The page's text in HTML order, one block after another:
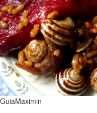
GuiaMaximin